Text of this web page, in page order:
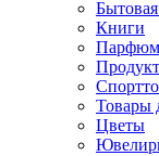
Книги
Товары
Цветы